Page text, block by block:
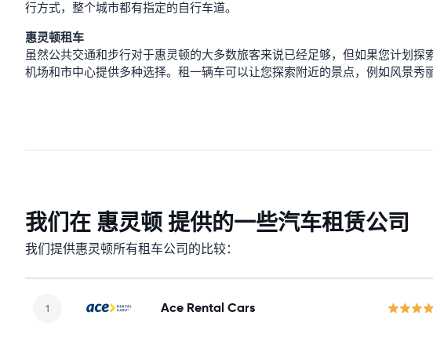
行方式，整个城市都有指定的自行车道。
惠灵顿租车
虽然公共交通和步行对于惠灵顿的大多数旅客来说已经足够，但如果您计划
机场和市中心提供多种选择。租一辆车可以让您探索附近的景点，例如风景秀
我们在 惠灵顿 提供的一些汽车租赁公司
我们提供惠灵顿所有租车公司的比较：
Ace Rental Cars